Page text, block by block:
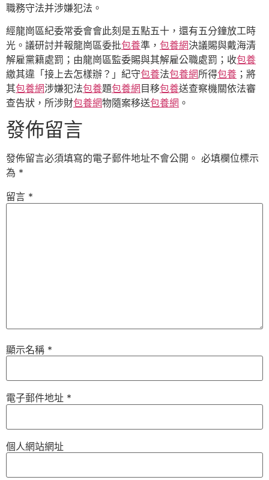
職務守法并涉嫌犯法。
經龍崗區紀委常委會會此刻是五點五十，還有五分鐘放工時
光。議研討并報龍崗區委批包養準， 包養網決議賜與戴海清
解雇黨籍處罰；由龍崗區監委賜與其解雇公職處罰；收包養
繳其違「接上去怎樣辦？」紀守包養法包養網所得包養 ；將
其包養網涉嫌犯法包養題包養網目移包養送查察機關依法審
查告狀，所涉財包養網物隨案移送包養網 。
發佈留言
發佈留言必須填寫的電子郵件地址不會公開。 必填欄位標示
為 *
留言 *
顯示名稱 *
電子郵件地址 *
個人網站網址